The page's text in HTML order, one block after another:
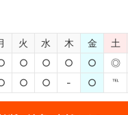
火 水 木 金 土
○ ○ ○ ○ ◎
○ ○ - ○ ℡